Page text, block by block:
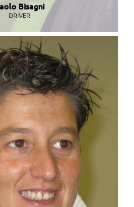
Bisagni
DRIVER
ridono prima di lui!